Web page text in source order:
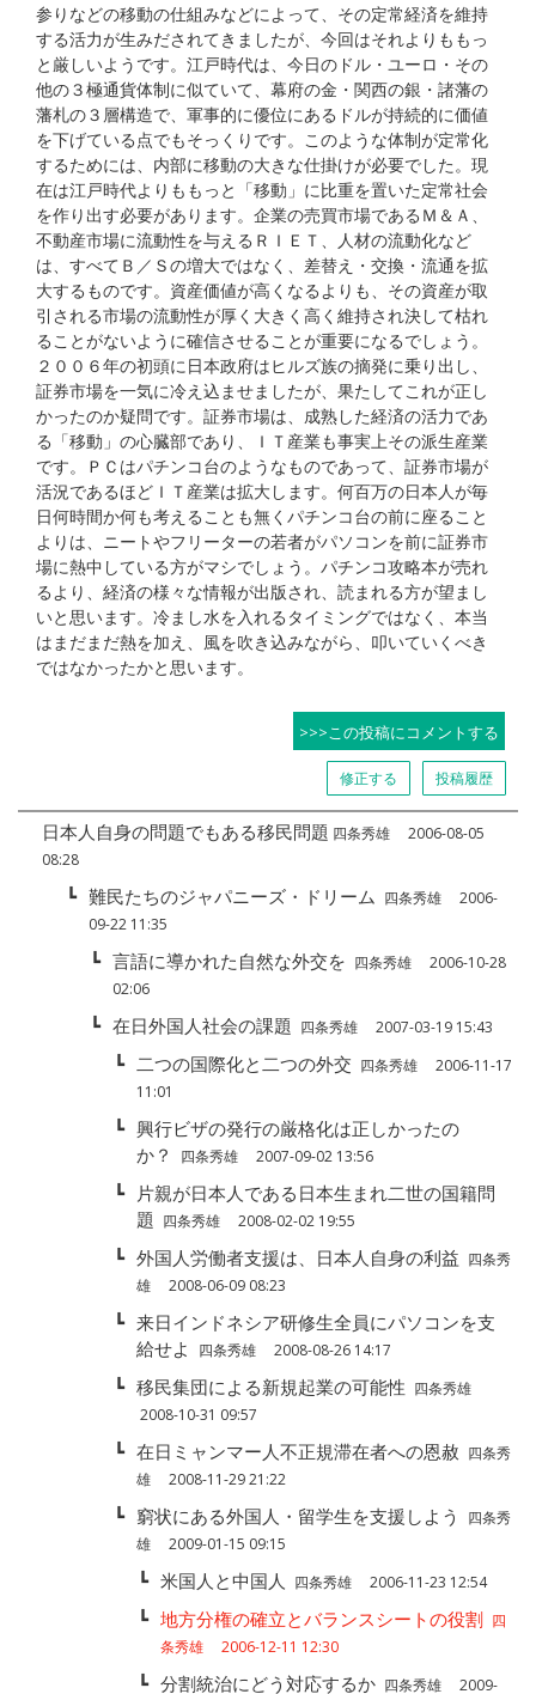
参りなどの移動の仕組みなどによって、その定常経済を維持
する活力が生みだされてきましたが、今回はそれよりももっ
と厳しいようです。江戸時代は、今日のドル・ユーロ・その
他の３極通貨体制に似ていて、幕府の金・関西の銀・諸藩の
藩札の３層構造で、軍事的に優位にあるドルが持続的に価値
を下げている点でもそっくりです。このような体制が定常化
するためには、内部に移動の大きな仕掛けが必要でした。現
在は江戸時代よりももっと「移動」に比重を置いた定常社会
を作り出す必要があります。企業の売買市場であるＭ＆Ａ、
不動産市場に流動性を与えるＲＩＥＴ、人材の流動化など
は、すべてＢ／Ｓの増大ではなく、差替え・交換・流通を拡
大するものです。資産価値が高くなるよりも、その資産が取
引される市場の流動性が厚く大きく高く維持され決して枯れ
ることがないように確信させることが重要になるでしょう。
２００６年の初頭に日本政府はヒルズ族の摘発に乗り出し、
証券市場を一気に冷え込ませましたが、果たしてこれが正し
かったのか疑問です。証券市場は、成熟した経済の活力であ
る「移動」の心臓部であり、ＩＴ産業も事実上その派生産業
です。ＰＣはパチンコ台のようなものであって、証券市場が
活況であるほどＩＴ産業は拡大します。何百万の日本人が毎
日何時間か何も考えることも無くパチンコ台の前に座ること
よりは、ニートやフリーターの若者がパソコンを前に証券市
場に熱中している方がマシでしょう。パチンコ攻略本が売れ
るより、経済の様々な情報が出版され、読まれる方が望まし
いと思います。冷まし水を入れるタイミングではなく、本当
はまだまだ熱を加え、風を吹き込みながら、叩いていくべき
ではなかったかと思います。
>>>この投稿にコメントする
修正する 投稿履歴
日本人自身の問題でもある移民問題 四条秀雄 2006-08-05
08:28
┗ 難民たちのジャパニーズ・ドリーム 四条秀雄 2006-
09-22 11:35
┗ 言語に導かれた自然な外交を 四条秀雄 2006-10-28
02:06
┗ 在日外国人社会の課題 四条秀雄 2007-03-19 15:43
┗ 二つの国際化と二つの外交 四条秀雄 2006-11-17
11:01
┗ 興行ビザの発行の厳格化は正しかったの
か？
四条秀雄 2007-09-02 13:56
┗ 片親が日本人である日本生まれ二世の国籍問
題 四条秀雄 2008-02-02 19:55
┗ 外国人労働者支援は、日本人自身の利益 四条秀
雄 2008-06-09 08:23
┗ 来日インドネシア研修生全員にパソコンを支
給せよ
四条秀雄 2008-08-26 14:17
┗ 移民集団による新規起業の可能性 四条秀雄
2008-10-31 09:57
┗ 在日ミャンマー人不正規滞在者への恩赦 四条秀
雄 2008-11-29 21:22
┗ 窮状にある外国人・留学生を支援しよう
四条秀
雄 2009-01-15 09:15
┗ 米国人と中国人 四条秀雄 2006-11-23 12:54
┗ 地方分権の確立とバランスシートの役割 四
条秀雄 2006-12-11 12:30
┗ 分割統治にどう対応するか 四条秀雄 2009-